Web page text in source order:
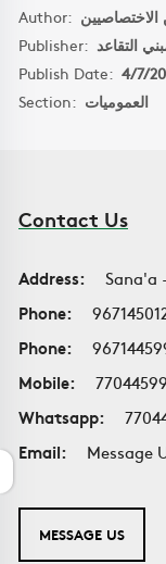
Author:
Publisher:
Publish Date: 4/7/
Section: العموميات
Contact Us
Address:
Sana'a
Phone:
Phone:
Mobile:
Whatsapp:
Email:
Message
MESSAGE US